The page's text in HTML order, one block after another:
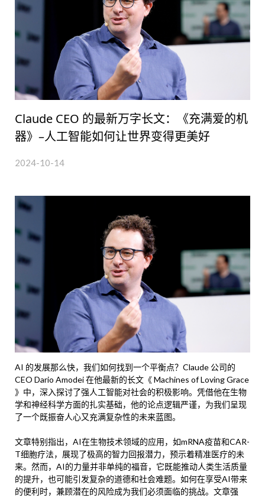
Claude CEO 的最新万字长文：《充满爱的机
器》–人工智能如何让世界变得更美好
2024-10-14
AI 的发展那么快，我们如何找到一个平衡点？Claude 公司的
CEO Dario Amodei 在他最新的长文《 Machines of Loving Grace
》中，深入探讨了强人工智能对社会的积极影响。凭借他在生物
学和神经科学方面的扎实基础，他的论点逻辑严谨，为我们呈现
了一个既振奋人心又充满复杂性的未来蓝图。
文章特别指出，AI在生物技术领域的应用，如mRNA疫苗和CAR-
T细胞疗法，展现了极高的智力回报潜力，预示着精准医疗的未
来。然而，AI的力量并非单纯的福音，它既能推动人类生活质量
的提升，也可能引发复杂的道德和社会难题。如何在享受AI带来
的便利时，兼顾潜在的风险成为我们必须面临的挑战。文章强